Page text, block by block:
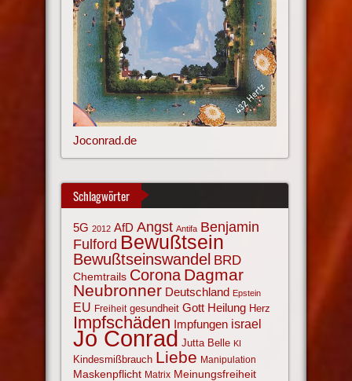
Joconrad.de
Schlagwörter
5G 2012 AfD Angst Antifa Benjamin
Fulford Bewußtsein
Bewußtseinswandel BRD
Chemtrails Corona Dagmar
Neubronner Deutschland Epstein
EU Freiheit gesundheit Gott Heilung Herz
Impfschäden Impfungen israel
Jo Conrad Jutta Belle KI
Kindesmißbrauch Liebe Manipulation
Maskenpflicht Matrix Meinungsfreiheit